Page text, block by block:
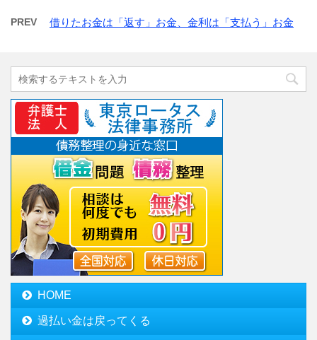
PREV 借りたお金は「返す」お金、金利は「支払う」お金
HOME
過払い金は戻ってくる